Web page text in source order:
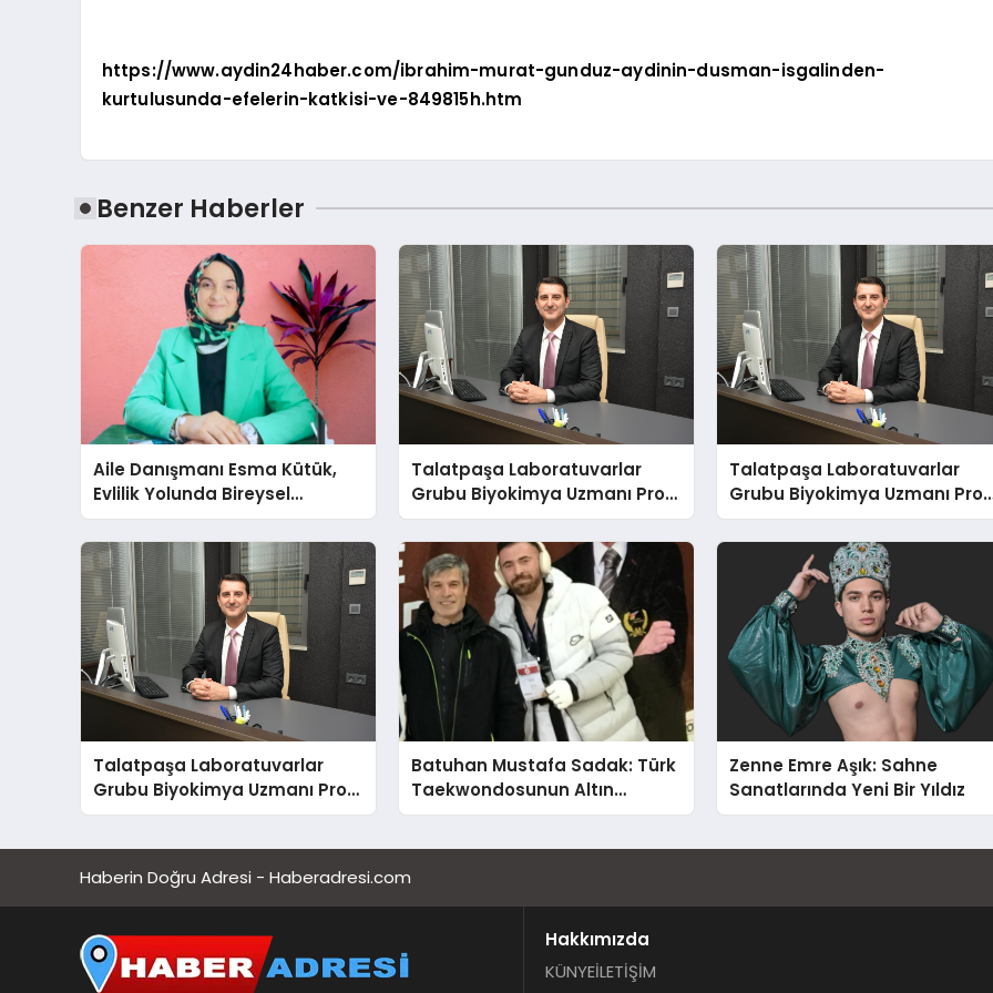
https://www.aydin24haber.com/ibrahim-murat-gunduz-aydinin-dusman-isgalinden-
kurtulusunda-efelerin-katkisi-ve-849815h.htm
Benzer Haberler
Aile Danışmanı Esma Kütük,
Evlilik Yolunda Bireysel
Farkındalığın ve Sınırların
Gücünü Anlatıyor
Talatpaşa Laboratuvarlar
Grubu Biyokimya Uzmanı Prof.
Dr. Ahmet Var
Talatpaşa Laboratuvarlar
Grubu Biyokimya Uzmanı
Dr. Ahmet Var
Talatpaşa Laboratuvarlar
Grubu Biyokimya Uzmanı Prof.
Dr. Ahmet Var
Batuhan Mustafa Sadak: Türk
Taekwondosunun Altın
Yumruğu
Zenne Emre Aşık: Sahne
Sanatlarında Yeni Bir Yıldız
Haberin Doğru Adresi - Haberadresi.com
Hakkımızda
KÜNYEİLETİŞİM